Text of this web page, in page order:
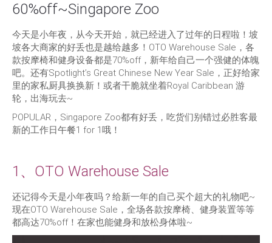
60%off~Singapore Zoo
今天是小年夜，从今天开始，就已经进入了过年的日程啦！坡
坡各大商家的好丢也是越给越多！OTO Warehouse Sale，各
款按摩椅和健身设备都是70%off，新年给自己一个强健的体魄
吧。还有Spotlight’s Great Chinese New Year Sale，正好给家
里的家私厨具换换新！或者干脆就坐着Royal Caribbean 游
轮，出海玩去~
POPULAR，Singapore Zoo都有好丢，吃货们别错过必胜客最
新的工作日午餐1 for 1哦！
1、OTO Warehouse Sale
还记得今天是小年夜吗？给新一年的自己买个超大的礼物吧~
现在OTO Warehouse Sale，全场各款按摩椅、健身装置等等
都高达70%off！在家也能健身和放松身体啦~